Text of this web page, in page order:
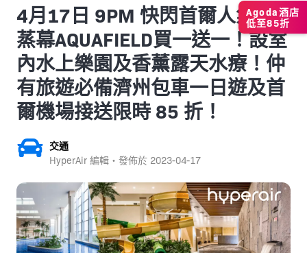
4月17日 9PM 快閃首爾人氣汗
蒸幕AQUAFIELD買一送一！設室
內水上樂園及香薰露天水療！仲
有旅遊必備濟州包車一日遊及首
爾機場接送限時 85 折！
交通
HyperAir 編輯・發佈於 2023-04-17
Agoda酒店
低至85折